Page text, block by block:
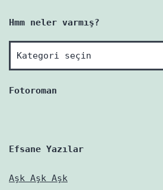
Hmm neler varmış?
Hmm
neler
varmış?
Fotoroman
Efsane Yazılar
Aşk Aşk Aşk